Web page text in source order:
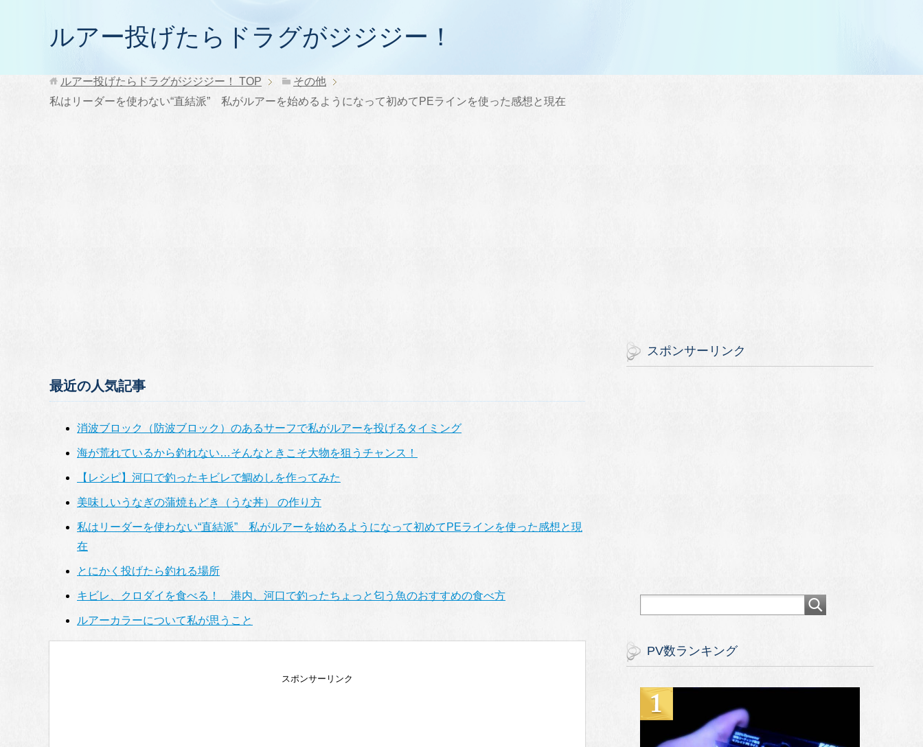
ルアー投げたらドラグがジジジー！
ルアー投げたらドラグがジジジー！ TOP
その他
私はリーダーを使わない“直結派” 私がルアーを始めるようになって初めてPEラインを使った感想と現在
最近の人気記事
消波ブロック（防波ブロック）のあるサーフで私がルアーを投げるタイミング
海が荒れているから釣れない…そんなときこそ大物を狙うチャンス！
【レシピ】河口で釣ったキビレで鯛めしを作ってみた
美味しいうなぎの蒲焼もどき（うな丼） の作り方
私はリーダーを使わない“直結派” 私がルアーを始めるようになって初めてPEラインを使った感想と現
在
とにかく投げたら釣れる場所
キビレ、クロダイを食べる！ 港内、河口で釣ったちょっと匂う魚のおすすめの食べ方
ルアーカラーについて私が思うこと
スポンサーリンク
スポンサーリンク
PV数ランキング